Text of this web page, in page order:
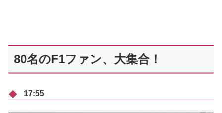
80名のF1ファン、大集合！
17:55